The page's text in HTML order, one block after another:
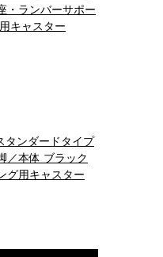
・ランバーサポー
キャスター
タンダードタイプ
／本体 ブラック
グ用キャスター